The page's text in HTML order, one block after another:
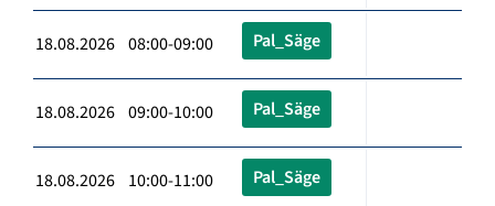
18.08.2026 08:00-09:00 Pal_Säge
18.08.2026 09:00-10:00 Pal_Säge
18.08.2026 10:00-11:00 Pal_Säge